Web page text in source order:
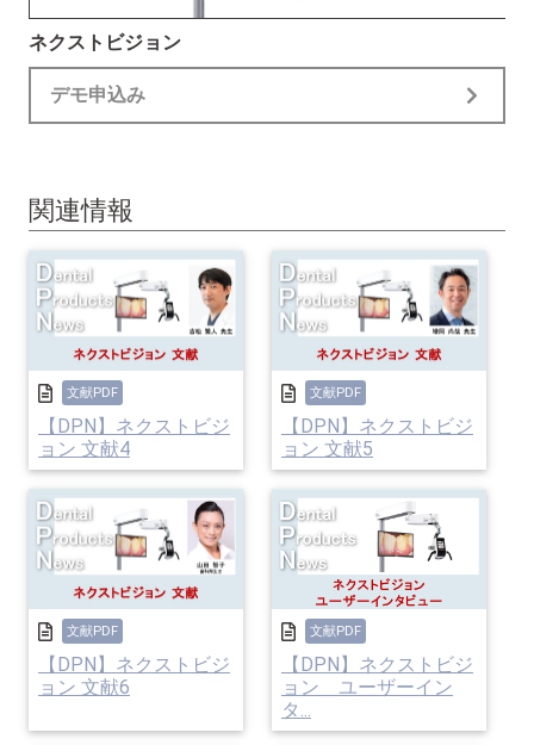
ネクストビジョン
デモ申込み
関連情報
文献PDF
【DPN】ネクストビジ
ョン 文献4
文献PDF
【DPN】ネクストビジ
ョン 文献5
文献PDF
【DPN】ネクストビジ
ョン 文献6
文献PDF
【DPN】ネクストビジ
ョン ユーザーイン
タ...